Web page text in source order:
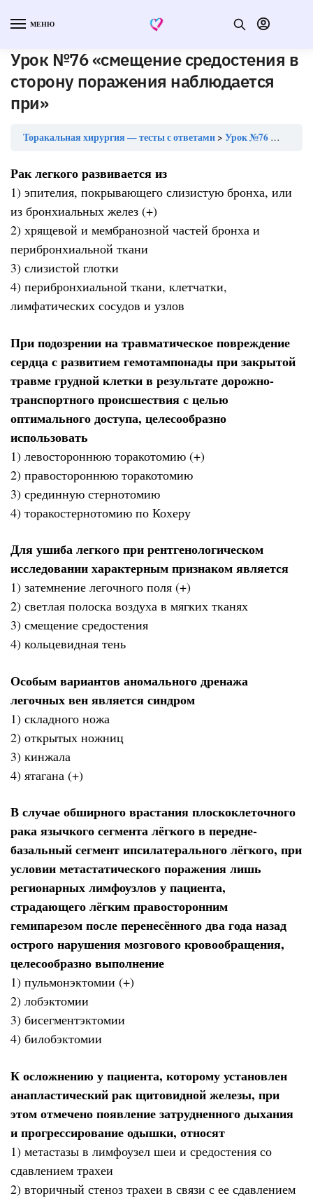
МЕНЮ
Урок №76 «смещение средостения в
сторону поражения наблюдается
при»
Торакальная хирургия — тесты с ответами Урок №76 «смещение средостения в сторону поражения наблюдается при»
Рак легкого развивается из
1) эпителия, покрывающего слизистую бронха, или
из бронхиальных желез (+)
2) хрящевой и мембранозной частей бронха и
перибронхиальной ткани
3) слизистой глотки
4) перибронхиальной ткани, клетчатки,
лимфатических сосудов и узлов
При подозрении на травматическое повреждение
сердца с развитием гемотампонады при закрытой
травме грудной клетки в результате дорожно-
транспортного происшествия с целью
оптимального доступа, целесообразно
использовать
1) левостороннюю торакотомию (+)
2) правостороннюю торакотомию
3) срединную стернотомию
4) торакостернотомию по Кохеру
Для ушиба легкого при рентгенологическом
исследовании характерным признаком является
1) затемнение легочного поля (+)
2) светлая полоска воздуха в мягких тканях
3) смещение средостения
4) кольцевидная тень
Особым вариантов аномального дренажа
легочных вен является синдром
1) складного ножа
2) открытых ножниц
3) кинжала
4) ятагана (+)
В случае обширного врастания плоскоклеточного
рака язычкого сегмента лёгкого в передне-
базальный сегмент ипсилатерального лёгкого, при
условии метастатического поражения лишь
регионарных лимфоузлов у пациента,
страдающего лёгким правосторонним
гемипарезом после перенесённого два года назад
острого нарушения мозгового кровообращения,
целесообразно выполнение
1) пульмонэктомии (+)
2) лобэктомии
3) бисегментэктомии
4) билобэктомии
К осложнению у пациента, которому установлен
анапластический рак щитовидной железы, при
этом отмечено появление затрудненного дыхания
и прогрессирование одышки, относят
1) метастазы в лимфоузел шеи и средостения со
сдавлением трахеи
2) вторичный стеноз трахеи в связи с ее сдавлением